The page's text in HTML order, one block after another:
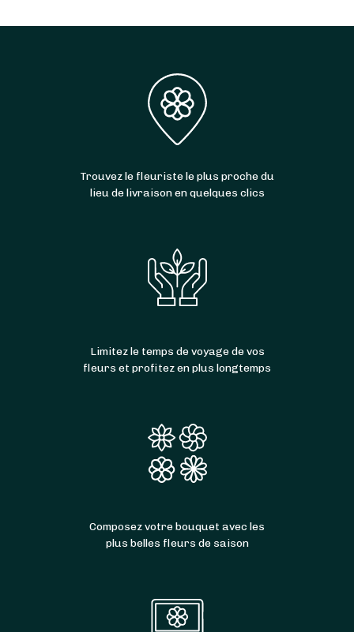
Trouvez le fleuriste le plus proche du
lieu de livraison en quelques clics
Limitez le temps de voyage de vos
fleurs et profitez en plus longtemps
Composez votre bouquet avec les
plus belles fleurs de saison